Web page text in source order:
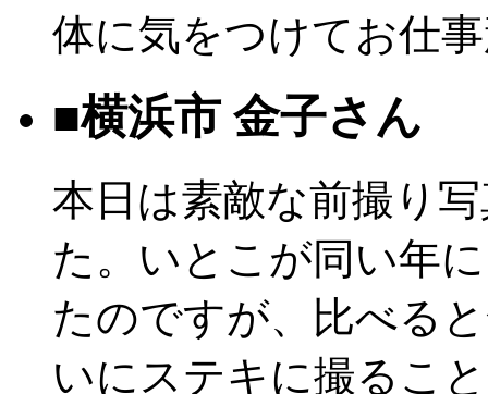
体に気をつけてお仕
■横浜市 金子さん
本日は素敵な前撮り
た。いとこが同い年
たのですが、比べる
いにステキに撮るこ